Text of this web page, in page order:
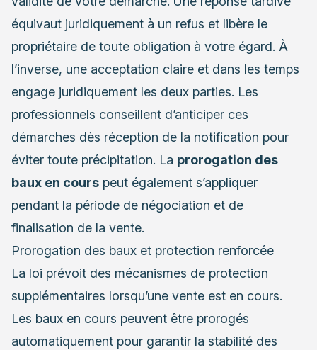
équivaut juridiquement à un refus et libère le
propriétaire de toute obligation à votre égard. À
l’inverse, une acceptation claire et dans les temps
engage juridiquement les deux parties. Les
professionnels conseillent d’anticiper ces
démarches dès réception de la notification pour
éviter toute précipitation. La prorogation des
baux en cours peut également s’appliquer
pendant la période de négociation et de
finalisation de la vente.
Prorogation des baux et protection renforcée
La loi prévoit des mécanismes de protection
supplémentaires lorsqu’une vente est en cours.
Les baux en cours peuvent être prorogés
automatiquement pour garantir la stabilité des